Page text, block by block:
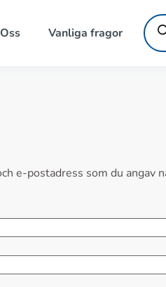
Vanliga fragor
e-postadress som du angav